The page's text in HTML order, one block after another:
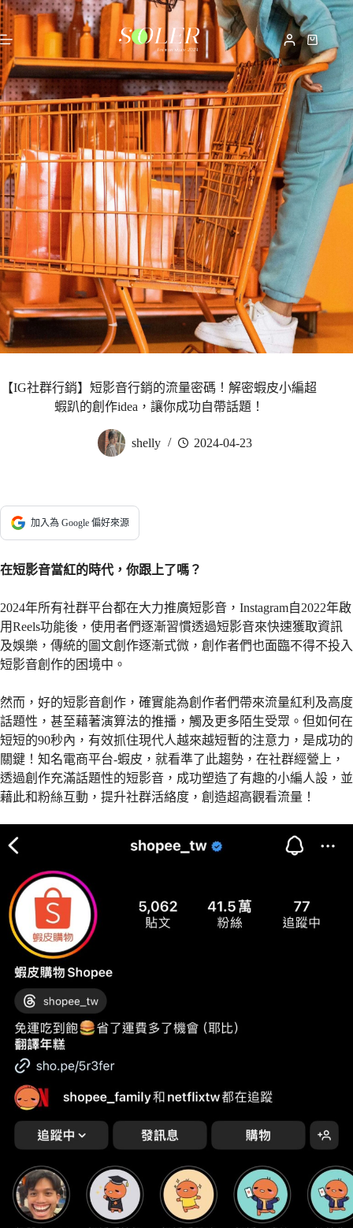
【IG社群行銷】短影音行銷的流量密碼！解密蝦皮小編超
蝦趴的創作idea，讓你成功自帶話題！
shelly 2024-04-23
加入為 Google 偏好來源
在短影音當紅的時代，你跟上了嗎？
2024年所有社群平台都在大力推廣短影音，Instagram自2022年啟
用Reels功能後，使用者們逐漸習慣透過短影音來快速獲取資訊
及娛樂，傳統的圖文創作逐漸式微，創作者們也面臨不得不投入
短影音創作的困境中。
然而，好的短影音創作，確實能為創作者們帶來流量紅利及高度
話題性，甚至藉著演算法的推播，觸及更多陌生受眾。但如何在
短短的90秒內，有效抓住現代人越來越短暫的注意力，是成功的
關鍵！知名電商平台-蝦皮，就看準了此趨勢，在社群經營上，
透過創作充滿話題性的短影音，成功塑造了有趣的小編人設，並
藉此和粉絲互動，提升社群活絡度，創造超高觀看流量！